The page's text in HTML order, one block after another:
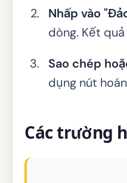
Nhấp vào
dòng. Kết
Sao chép
dụng nút
Các trường